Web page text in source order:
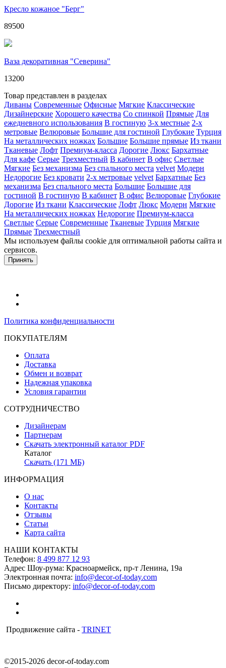
Кресло кожаное "Берг"
89500
Ваза декоративная "Северина"
13200
Товар представлен в разделах
Диваны Современные Офисные Мягкие Классические
Дизайнерские Хорошего качества Со спинкой Прямые Для
ежедневного использования В гостиную 3-х местные 2-х
метровые Велюровые Большие для гостиной Глубокие Турция
На металлических ножках Большие Большие прямые Из ткани
Тканевые Лофт Премиум-класса Дорогие Люкс Бархатные
Для кафе Серые Трехместный В кабинет В офис Светлые
Мягкие Без механизма Без спального места velvet Модерн
Недорогие Без кровати 2-х метровые velvet Бархатные Без
механизма Без спального места Большие Большие для
гостиной В гостиную В кабинет В офис Велюровые Глубокие
Дорогие Из ткани Классические Лофт Люкс Модерн Мягкие
На металлических ножках Недорогие Премиум-класса
Светлые Серые Современные Тканевые Турция Мягкие
Прямые Трехместный
Мы используем файлы cookie для оптимальной работы сайта и
сервисов.
Принять
Политика конфиденциальности
ПОКУПАТЕЛЯМ
Оплата
Доставка
Обмен и возврат
Надежная упаковка
Условия гарантии
СОТРУДНИЧЕСТВО
Дизайнерам
Партнерам
Скачать электронный каталог PDF
Каталог
Скачать (171 МБ)
ИНФОРМАЦИЯ
О нас
Контакты
Отзывы
Статьи
Карта сайта
НАШИ КОНТАКТЫ
Телефон: 8 499 877 12 93
Адрес Шоу-рума: Красноармейск, пр-т Ленина, 19а
Электронная почта: info@decor-of-today.com
Письмо директору: info@decor-of-today.com
Продвижение сайта - TRINET
©2015-2026 decor-of-today.com